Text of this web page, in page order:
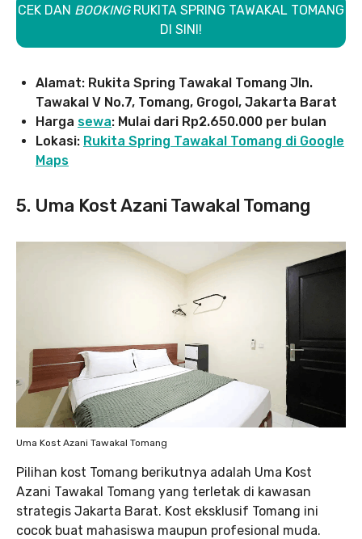
CEK DAN BOOKINGRUKITA SPRING TAWAKAL TOMANG
DI SINI!
Alamat: Rukita Spring Tawakal Tomang Jln.
Tawakal V No.7, Tomang, Grogol, Jakarta Barat
Harga sewa: Mulai dari Rp2.650.000 per bulan
Lokasi: Rukita Spring Tawakal Tomang di Google
Maps
5. Uma Kost Azani Tawakal Tomang
Uma Kost Azani Tawakal Tomang
Pilihan kost Tomang berikutnya adalah Uma Kost
Azani Tawakal Tomang yang terletak di kawasan
strategis Jakarta Barat. Kost eksklusif Tomang ini
cocok buat mahasiswa maupun profesional muda.